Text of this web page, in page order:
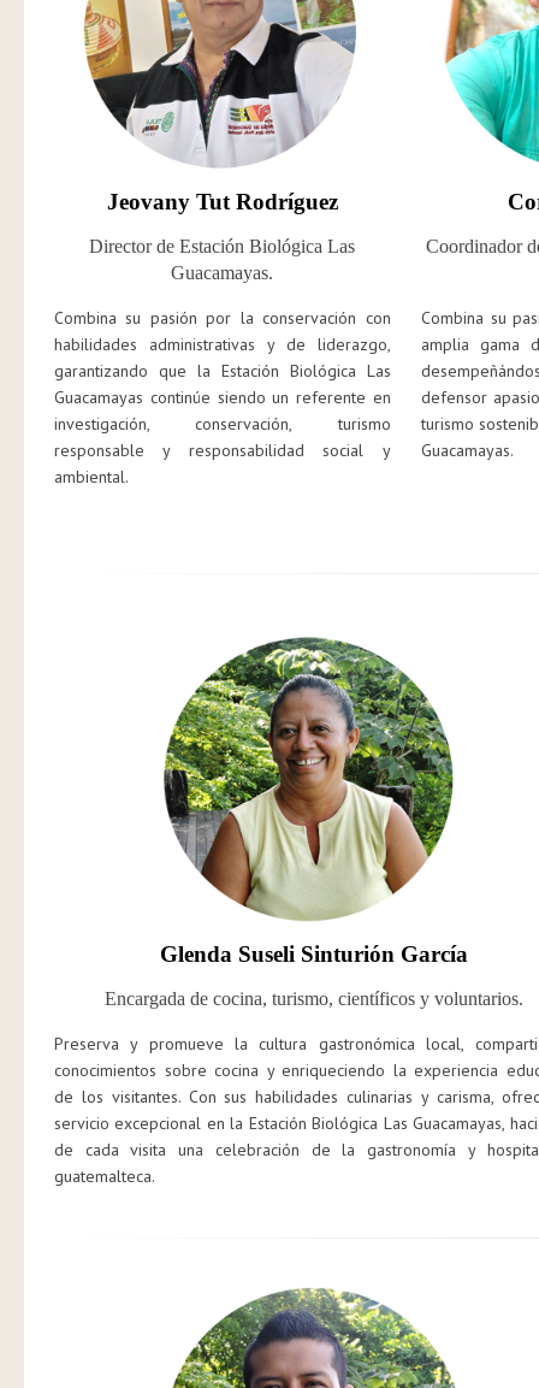
Jeovany Tut Rodríguez
Director de Estación Biológica Las
Guacamayas.
Combina su pasión por la conservación con
habilidades administrativas y de liderazgo,
garantizando que la Estación Biológica Las
Guacamayas continúe siendo un referente en
investigación, conservación, turismo
responsable y responsabilidad social y
ambiental.
Coordinador
Combina su
amplia gama
defensor
turismo
Guacamayas.
Glenda Suseli Sinturión García
Encargada de cocina, turismo, científicos y voluntarios.
Preserva y promueve la cultura gastronómica local,
conocimientos sobre cocina y enriqueciendo la experiencia
de los visitantes. Con sus habilidades culinarias y carisma,
servicio excepcional en la Estación Biológica Las Guacamayas,
de cada visita una celebración de la gastronomía y
guatemalteca.